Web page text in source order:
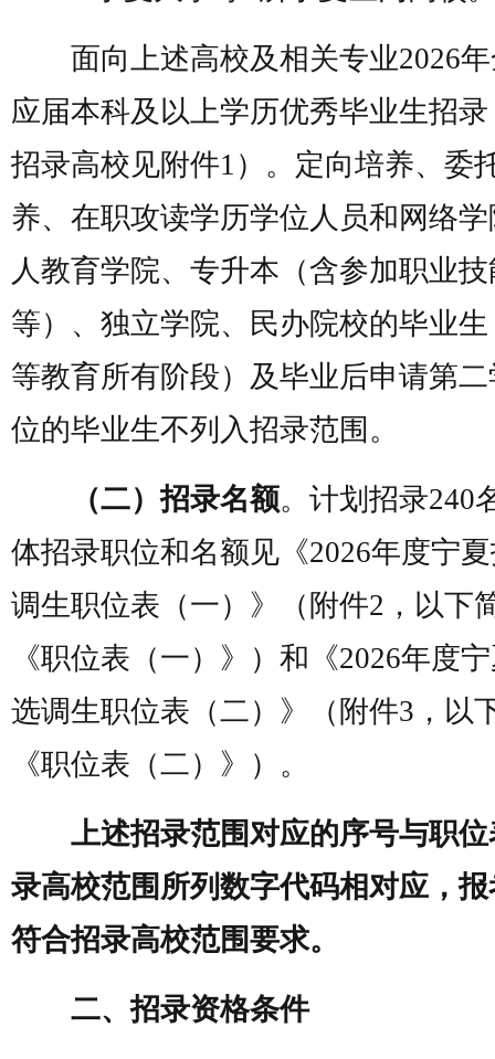
面向上述高校及相关专业2026年
应届本科及以上学历优秀毕业生招
招录高校见附件1）。定向培养、委
养、在职攻读学历学位人员和网络
人教育学院、专升本（含参加职业
等）、独立学院、民办院校的毕业
等教育所有阶段）及毕业后申请第
位的毕业生不列入招录范围。
（二）招录名额。计划招录240
体招录职位和名额见《2026年度宁
调生职位表（一）》（附件2，以下
《职位表（一）》）和《2026年度
选调生职位表（二）》（附件3，以
《职位表（二）》）。
上述招录范围对应的序号与职
录高校范围所列数字代码相对应，
符合招录高校范围要求。
二、招录资格条件